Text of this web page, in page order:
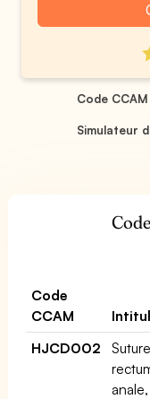
Code
Simulateur
Code
CCAM
HJCD002